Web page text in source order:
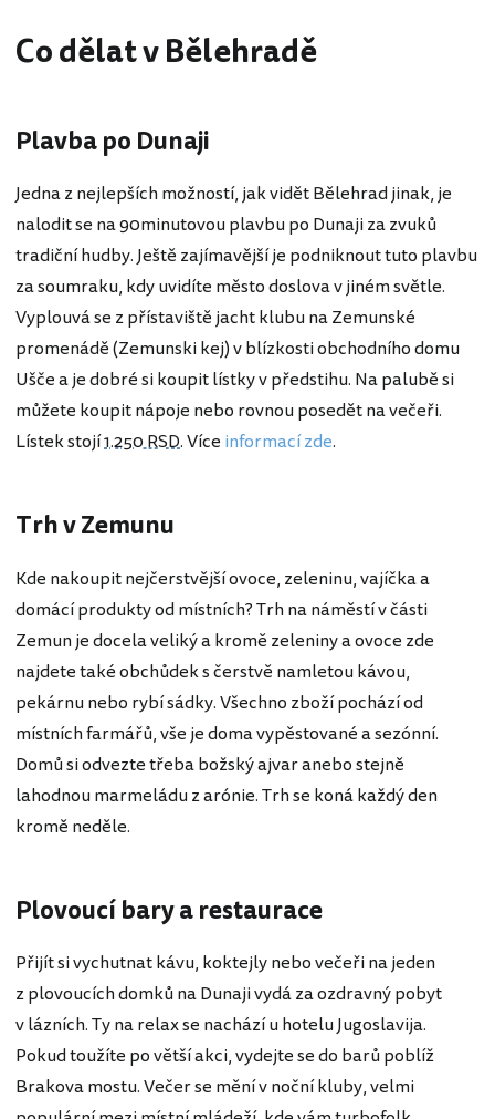
Co dělat v Bělehradě
Plavba po Dunaji
Jedna z nejlepších možností, jak vidět Bělehrad jinak, je
nalodit se na 90minutovou plavbu po Dunaji za zvuků
tradiční hudby. Ještě zajímavější je podniknout tuto plavbu
za soumraku, kdy uvidíte město doslova v jiném světle.
Vyplouvá se z přístaviště jacht klubu na Zemunské
promenádě (Zemunski kej) v blízkosti obchodního domu
Ušče a je dobré si koupit lístky v předstihu. Na palubě si
můžete koupit nápoje nebo rovnou posedět na večeři.
Lístek stojí1.250 RSD. Více informací zde.
Trh v Zemunu
Kde nakoupit nejčerstvější ovoce, zeleninu, vajíčka a
domácí produkty od místních? Trh na náměstí v části
Zemun je docela veliký a kromě zeleniny a ovoce zde
najdete také obchůdek s čerstvě namletou kávou,
pekárnu nebo rybí sádky. Všechno zboží pochází od
místních farmářů, vše je doma vypěstované a sezónní.
Domů si odvezte třeba božský ajvar anebo stejně
lahodnou marmeládu z arónie. Trh se koná každý den
kromě neděle.
Plovoucí bary a restaurace
Přijít si vychutnat kávu, koktejly nebo večeři na jeden
z plovoucích domků na Dunaji vydá za ozdravný pobyt
v lázních. Ty na relax se nachází u hotelu Jugoslavija.
Pokud toužíte po větší akci, vydejte se do barů poblíž
Brakova mostu. Večer se mění v noční kluby, velmi